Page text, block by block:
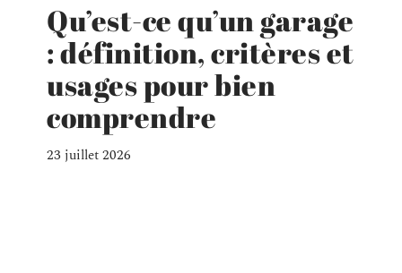
Qu’est-ce qu’un garage
: définition, critères et
usages pour bien
comprendre
23 juillet 2026